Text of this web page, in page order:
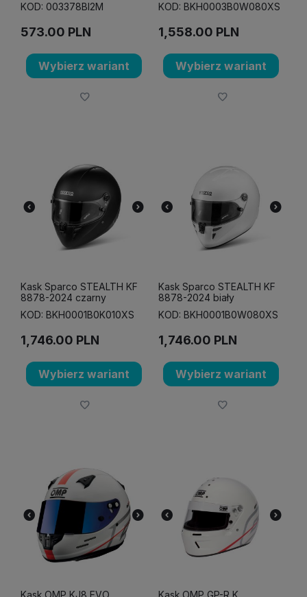
KOD: 003378BI2M
573.00 PLN
Wybierz wariant
KOD: BKH0003B0W080XS
1,558.00 PLN
Wybierz wariant
Kask Sparco STEALTH KF
8878-2024 czarny
KOD: BKH0001B0K010XS
1,746.00 PLN
Wybierz wariant
Kask Sparco STEALTH KF
8878-2024 biały
KOD: BKH0001B0W080XS
1,746.00 PLN
Wybierz wariant
Kask OMP KJ8 EVO Kask OMP GP-R K